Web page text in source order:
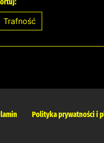
Polityka prywatności i